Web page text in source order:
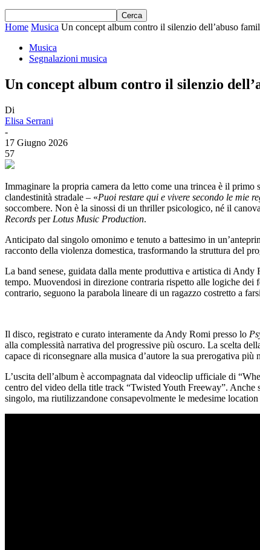
Home Musica Un concept album contro il silenzio dell’abuso
Musica
Segnalazioni musica
Un concept album contro il silenzio
Di
Elisa Serrani
-
17 Giugno 2026
57
Immaginare la propria camera da letto come una trincea è il
clandestinità stradale – «Puoi restare qui e vivere secondo le mie
soccombere. Non è la sinossi di un thriller psicologico, né il
Records per Lotus Music Production.
Anticipato dal singolo omonimo e tenuto a battesimo in
racconto della violenza domestica, trasformando la struttura del
La band senese, guidata dalla mente produttiva e artistica di
tempo. Muovendosi in direzione contraria rispetto alle logiche dei
contrario, seguono la parabola lineare di un ragazzo costretto a
Il disco, registrato e curato interamente da Andy Romi presso lo
alla complessità narrativa del progressive più oscuro. La scelta
capace di riconsegnare alla musica d’autore la sua prerogativa
L’uscita dell’album è accompagnata dal videoclip ufficiale di
centro del video della title track “Twisted Youth Freeway”.
singolo, ma riutilizzandone consapevolmente le medesime